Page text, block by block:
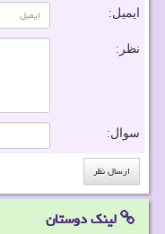
ایمیل:
نظر:
سوال:
لینک دوستان